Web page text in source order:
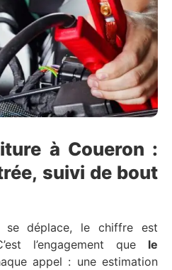
à Coueron :
suivi de bout
se déplace, le chiffre est
l’engagement que le
appel : une estimation